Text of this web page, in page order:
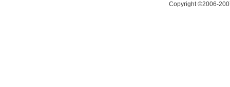
Copyright ©2006-